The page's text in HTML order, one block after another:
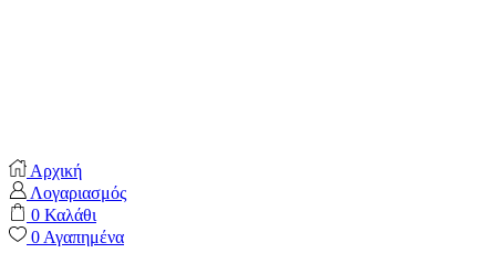
Αρχική
Λογαριασμός
0 Καλάθι
0 Αγαπημένα